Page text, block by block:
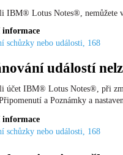
IBM® Lotus Notes®, nemůžete
informace
schůzky nebo události, 168
událostí
účet IBM® Lotus Notes®, při
a Poznámky a
informace
schůzky nebo události, 168